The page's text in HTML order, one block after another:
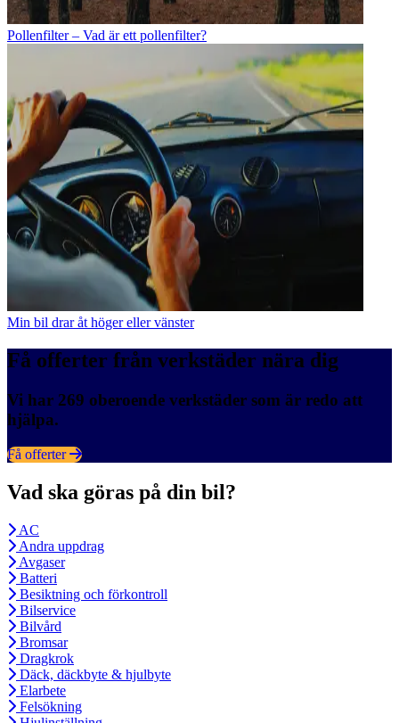
Pollenfilter – Vad är ett pollenfilter?
Min bil drar åt höger eller vänster
Få offerter från verkstäder nära dig
Vi har 269 oberoende verkstäder som är redo att
hjälpa.
Få offerter
Vad ska göras på din bil?
AC
Andra uppdrag
Avgaser
Batteri
Besiktning och förkontroll
Bilservice
Bilvård
Bromsar
Dragkrok
Däck, däckbyte & hjulbyte
Elarbete
Felsökning